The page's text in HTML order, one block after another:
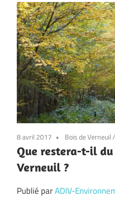
8 avril 2017 Bois de Verneuil/
Que restera-t-il du
Verneuil ?
Publié parADIV-